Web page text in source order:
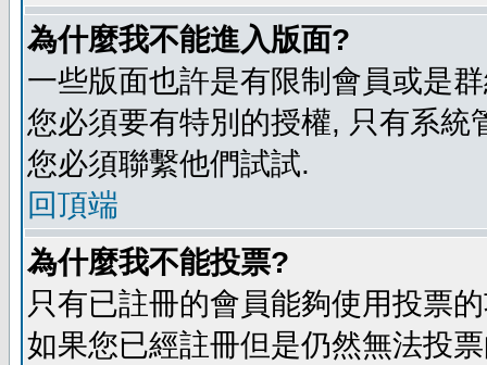
為什麼我不能進入版面?
一些版面也許是有限制會員或是
您必須要有特別的授權, 只有系
您必須聯繫他們試試.
回頂端
為什麼我不能投票?
只有已註冊的會員能夠使用投票
如果您已經註冊但是仍然無法投